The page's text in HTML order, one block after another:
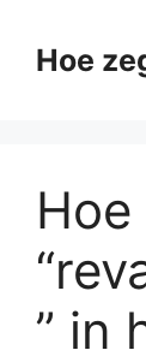
naarHoe
” in